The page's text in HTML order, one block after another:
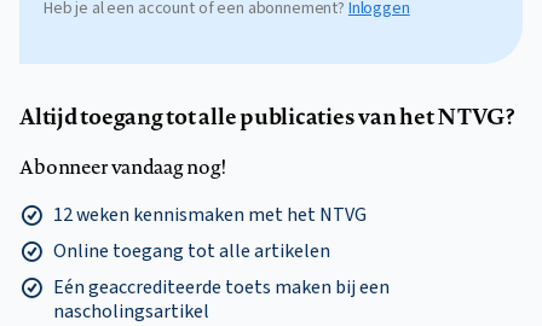
Heb je al een account of een abonnement? Inloggen
Altijd toegang tot alle publicaties van het NTVG?
Abonneer vandaag nog!
12 weken kennismaken met het NTVG
Online toegang tot alle artikelen
Eén geaccrediteerde toets maken bij een
nascholingsartikel